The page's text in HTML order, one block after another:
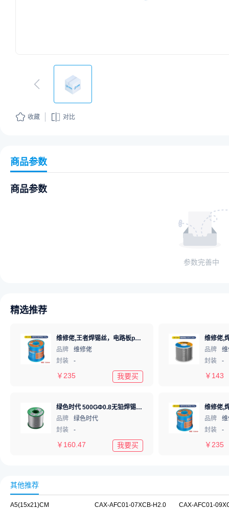
收藏 对比
商品参数
商品参数
参数完善中
精选推荐
维修佬,王者焊锡丝，电路板pcb焊接锡线，0.8mm800g,1个
品牌
维修佬
封装
-
￥ 235 我要买
品牌
封装
-
￥ 143
绿色时代 500GΦ0.8无铅焊锡丝/锡线Sn99.3Cu0.7Φ0.8 500G
品牌
绿色时代
封装
-
￥ 160.47 我要买
品牌
封装
-
￥ 235
其他推荐
A5(15x21)CM CAX-AFC01-07XCB-H2.0 CAX-AFC01-